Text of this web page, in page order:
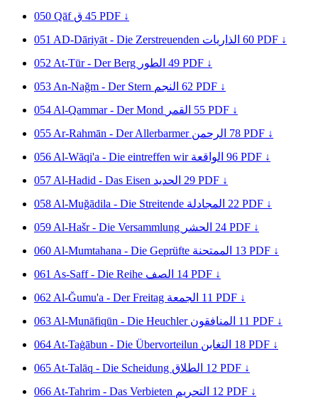
050 Qāf ق 45 PDF ↓
051 AD-Dāriyāt - Die Zerstreuenden الذاريات 60 PDF ↓
052 At-Tūr - Der Berg الطور 49 PDF ↓
053 An-Nağm - Der Stern النجم 62 PDF ↓
054 Al-Qammar - Der Mond القمر 55 PDF ↓
055 Ar-Rahmān - Der Allerbarmer الرحمن 78 PDF ↓
056 Al-Wāqi'a - Die eintreffen wir الواقعة 96 PDF ↓
057 Al-Hadid - Das Eisen الحديد 29 PDF ↓
058 Al-Muğādila - Die Streitende المجادلة 22 PDF ↓
059 Al-Hašr - Die Versammlung الحشر 24 PDF ↓
060 Al-Mumtahana - Die Geprüfte الممتحنة 13 PDF ↓
061 As-Saff - Die Reihe الصف 14 PDF ↓
062 Al-Ğumu'a - Der Freitag الجمعة 11 PDF ↓
063 Al-Munāfiqūn - Die Heuchler المنافقون 11 PDF ↓
064 At-Taġābun - Die Übervorteilun التغابن 18 PDF ↓
065 At-Talāq - Die Scheidung الطلاق 12 PDF ↓
066 At-Tahrim - Das Verbieten التحريم 12 PDF ↓